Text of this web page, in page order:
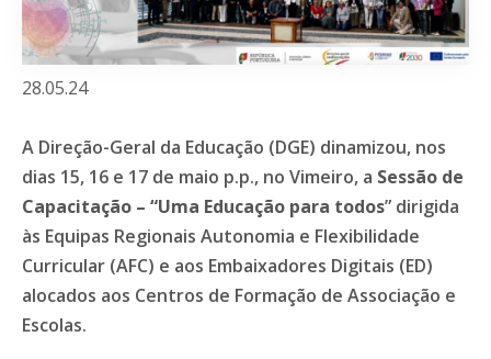
28.05.24
A Direção-Geral da Educação (DGE) dinamizou, nos
dias 15, 16 e 17 de maio p.p., no Vimeiro, a Sessão de
Capacitação – “Uma Educação para todos” dirigida
às Equipas Regionais Autonomia e Flexibilidade
Curricular (AFC) e aos Embaixadores Digitais (ED)
alocados aos Centros de Formação de Associação e
Escolas.